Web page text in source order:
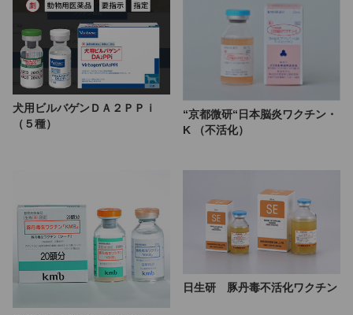
犬用ビルバゲンＤＡ２ＰＰｉ
（５種）
“京都微研“日本脳炎ワクチン・
K （不活化）
日生研 豚丹毒不活化ワクチン